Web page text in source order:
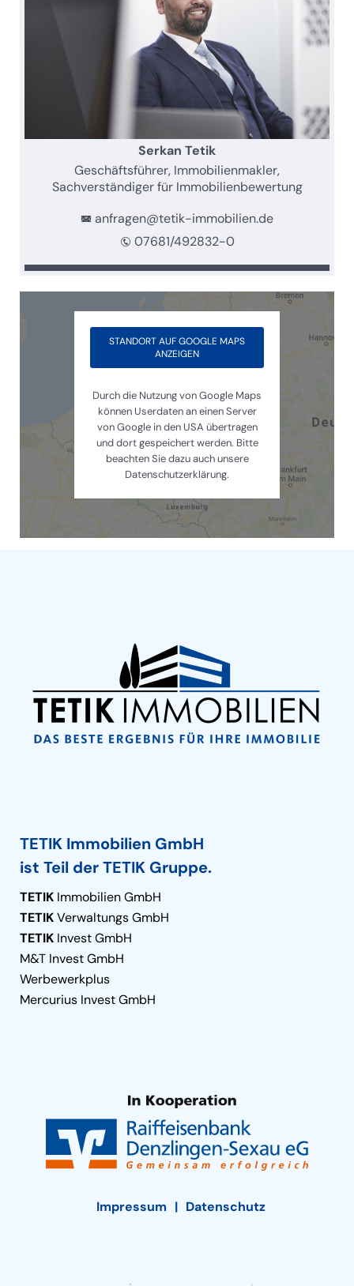
Serkan Tetik
Geschäftsführer, Immobilienmakler,
Sachverständiger für Immobilienbewertung
anfragen@tetik-immobilien.de
07681/492832-0
STANDORT AUF GOOGLE MAPS
ANZEIGEN
Durch die Nutzung von Google Maps
können Userdaten an einen Server
von Google in den USA übertragen
und dort gespeichert werden. Bitte
beachten Sie dazu auch unsere
Datenschutzerklärung.
TETIK Immobilien GmbH
ist Teil der TETIK Gruppe.
TETIK Immobilien GmbH
TETIKVerwaltungs GmbH
TETIK Invest GmbH
M&T Invest GmbH
Werbewerkplus
Mercurius Invest GmbH
Impressum Datenschutz